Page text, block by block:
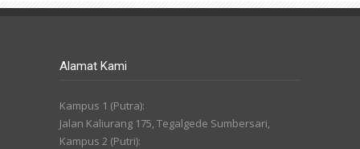
Alamat Kami
Kampus 1 (Putra):
Jalan Kaliurang 175, Tegalgede Sumbersari,
Kampus 2 (Putri):